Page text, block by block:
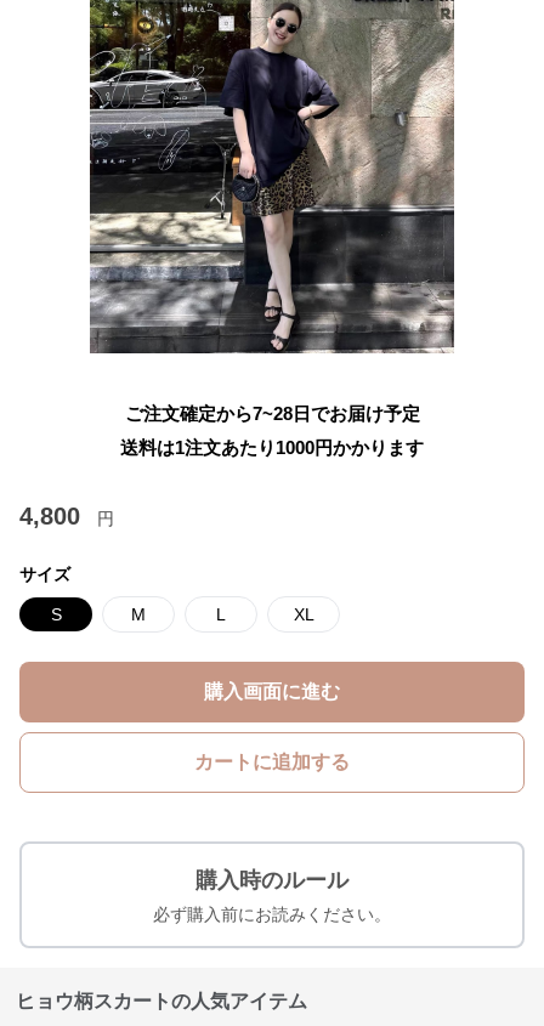
ご注文確定から7~28日でお届け予定
送料は1注文あたり 1000円かかります
4,800 円
サイズ
S M L XL
購入画面に進む
カートに追加する
購入時のルール
必ず購入前にお読みください。
ヒョウ柄スカートの人気アイテム